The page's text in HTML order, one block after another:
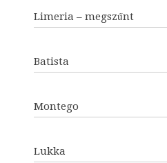
Limeria – megszűnt
Batista
Montego
Lukka